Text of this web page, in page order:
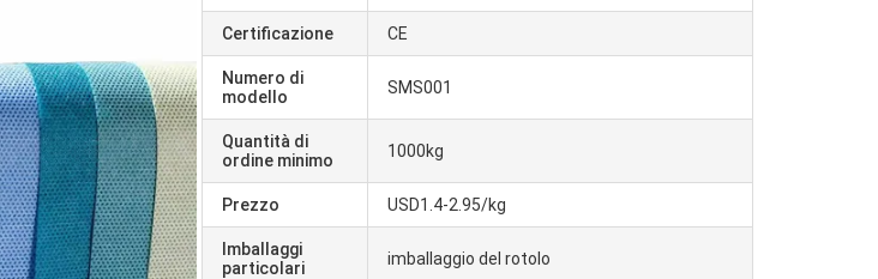
Certificazione CE
Numero di
modello
SMS001
Quantità di
ordine minimo
1000kg
Prezzo USD1.4-2.95/kg
Imballaggi
particolari
imballaggio del rotolo